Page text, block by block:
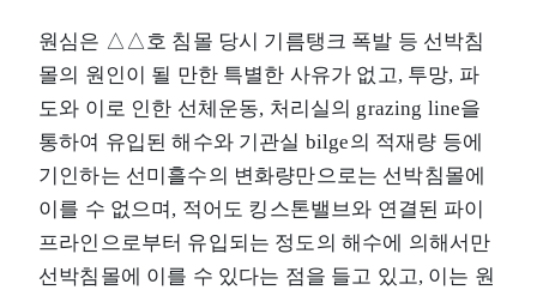
원심은 △△호 침몰 당시 기름탱크 폭발 등 선박침
몰의 원인이 될 만한 특별한 사유가 없고, 투망, 파
도와 이로 인한 선체운동, 처리실의 grazing line을
통하여 유입된 해수와 기관실 bilge의 적재량 등에
기인하는 선미흘수의 변화량만으로는 선박침몰에
이를 수 없으며, 적어도 킹스톤밸브와 연결된 파이
프라인으로부터 유입되는 정도의 해수에 의해서만
선박침몰에 이를 수 있다는 점을 들고 있고, 이는 원